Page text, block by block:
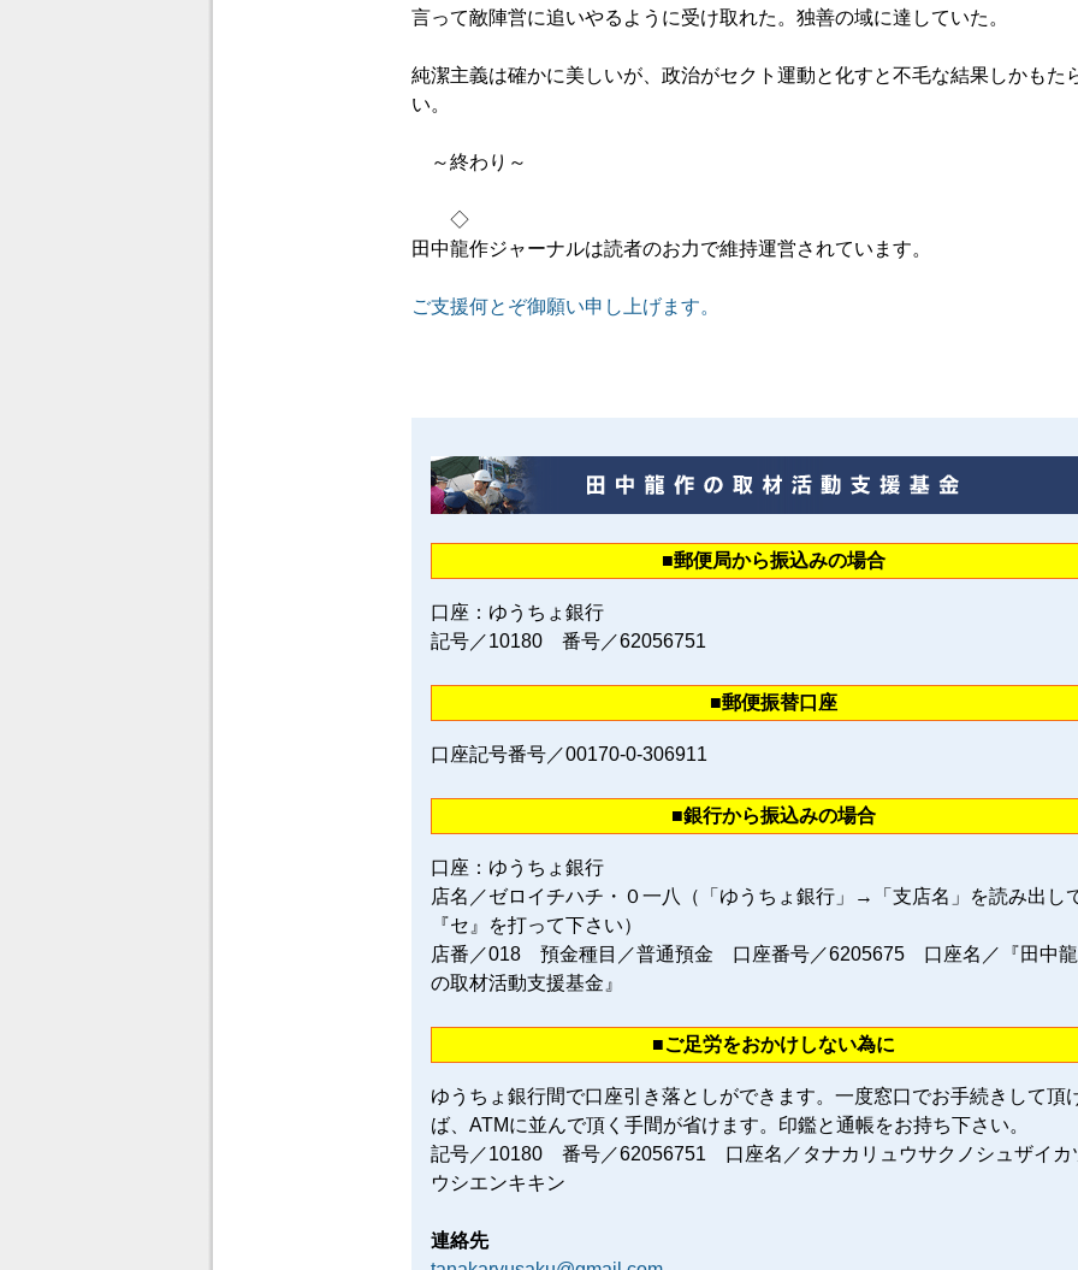
言って敵陣営に追いやるように受け取れた。独善の域に達していた。
純潔主義は確かに美しいが、政治がセクト運動と化すと不毛な結果しかもた
い。
～終わり～
◇
田中龍作ジャーナルは読者のお力で維持運営されています。
ご支援何とぞ御願い申し上げます。
■郵便局から振込みの場合
口座：ゆうちょ銀行
記号／10180 番号／62056751
■郵便振替口座
口座記号番号／00170‐0‐306911
■銀行から振込みの場合
口座：ゆうちょ銀行
店名／ゼロイチハチ・０一八（「ゆうちょ銀行」→「支店名」を読み出し
『セ』を打って下さい）
店番／018 預金種目／普通預金 口座番号／6205675 口座名／『田中
の取材活動支援基金』
■ご足労をおかけしない為に
ゆうちょ銀行間で口座引き落としができます。一度窓口でお手続きして頂
ば、ATMに並んで頂く手間が省けます。印鑑と通帳をお持ち下さい。
記号／10180 番号／62056751 口座名／タナカリュウサクノシュザイカ
ウシエンキキン
連絡先